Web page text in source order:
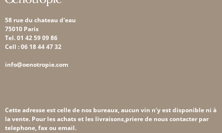
58 rue du chateau d'eau
75010 Paris
Tel. 01 42 59 09 86
Cell : 06 18 44 47 32
info@oenotropie.com
Cette adresse est celle de nos bureaux, aucun vin n'y est disponible ni à
la vente. Pour les achats et les livraisons,priere de nous contacter par
telephone, fax ou email.